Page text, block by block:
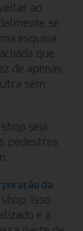
ao
se
esquina.
que
de apenas
sem
seja
pedestres
da
Isso
e a